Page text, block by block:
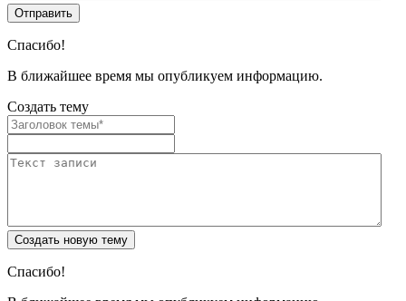
Спасибо!
В ближайшее время мы опубликуем информацию.
Создать тему
Спасибо!